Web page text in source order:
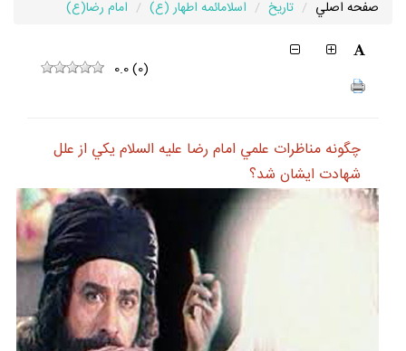
صفحه اصلي تاريخ اسلامائمه اطهار (ع) امام رضا(ع)
0.0(0)
چگونه مناظرات علمي امام رضا عليه السلام يكي از علل
شهادت ايشان شد؟